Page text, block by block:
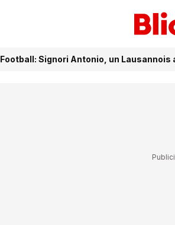
Football: Signori Antonio, un Lausannois